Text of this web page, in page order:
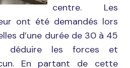
centre. Les
ont été demandés lors
d’une durée de 30 à 45
déduire les forces et
En partant de cette